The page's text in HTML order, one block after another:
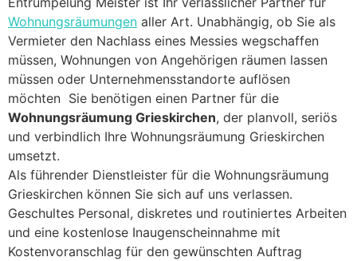
Wohnungsräumungen aller Art. Unabhängig, ob Sie als
Vermieter den Nachlass eines Messies wegschaffen
müssen, Wohnungen von Angehörigen räumen lassen
müssen oder Unternehmensstandorte auflösen
möchten Sie benötigen einen Partner für die
Wohnungsräumung Grieskirchen, der planvoll, seriös
und verbindlich Ihre Wohnungsräumung Grieskirchen
umsetzt.
Als führender Dienstleister für die Wohnungsräumung
Grieskirchen können Sie sich auf uns verlassen.
Geschultes Personal, diskretes und routiniertes Arbeiten
und eine kostenlose Inaugenscheinnahme mit
Kostenvoranschlag für den gewünschten Auftrag